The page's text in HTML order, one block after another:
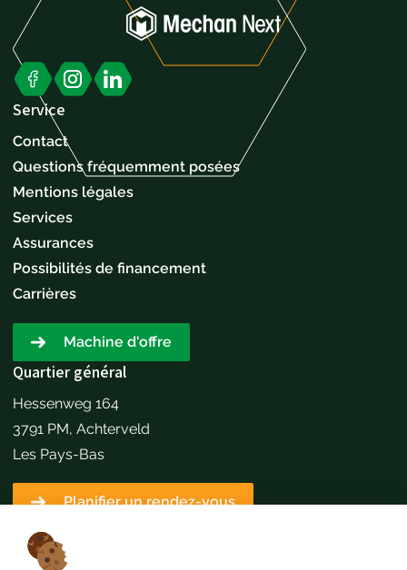
Service
Contact
Questions fréquemment posées
Mentions légales
Services
Assurances
Possibilités de financement
Carrières
Machine d'offre
Quartier général
Hessenweg 164
3791 PM, Achterveld
Les Pays-Bas
Planifier un rendez-vous
Détails du contact
+31651173646